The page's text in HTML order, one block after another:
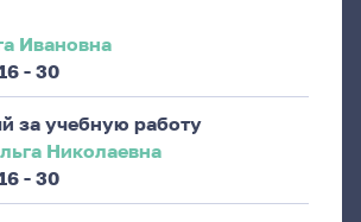
Ивановна
- 30
за учебную работу
Николаевна
- 30